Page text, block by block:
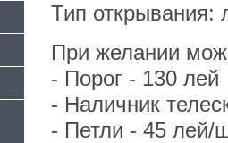
Тип открывания:
При желании
- Порог - 130 лей
- Hаличник
- Петли - 45 лей/